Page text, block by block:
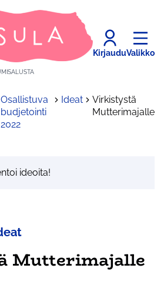
KirjauduValikko
Osallistuva
budjetointi
2022
Ideat
Virkistystä
Mutterimajalle
ideoita!
Mutterimajalle